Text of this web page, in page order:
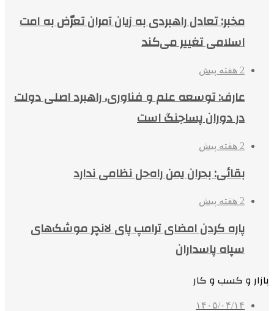
مخبر: تعادل راهبردی به زیان آمران تعرّض به امت
اسلامی تغییر می‌کند
2 هفته پیش
عارف: توسعه علم و فناوری، راهبرد اصلی دولت
در دوران پساجنگ است
2 هفته پیش
بقائی: بحران یمن راه‌حل نظامی ندارد
2 هفته پیش
پاره کردن امضای ترامپ پای لانچر موشک‌های
سپاه پاسداران
بازار و کسب و کار
۱۴۰۵/۰۴/۱۴